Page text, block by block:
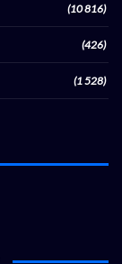
(10 816)
(426)
(1 528)